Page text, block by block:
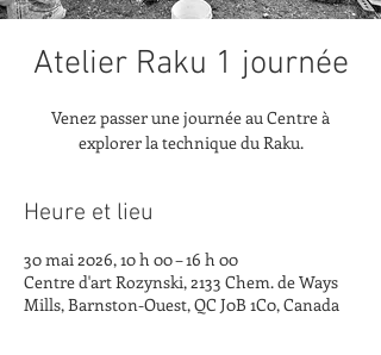
Atelier Raku 1 journée
Venez passer une journée au Centre à
explorer la technique du Raku.
Heure et lieu
30 mai 2026, 10 h 00 – 16 h 00
Centre d'art Rozynski, 2133 Chem. de Ways
Mills, Barnston-Ouest, QC J0B 1C0, Canada